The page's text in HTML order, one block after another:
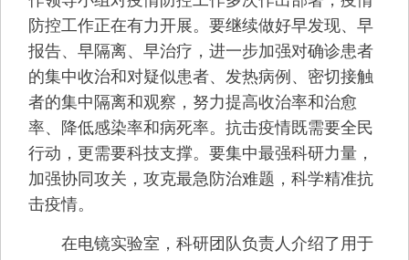
防控工作正在有力开展。要继续做好早发现、早
报告、早隔离、早治疗，进一步加强对确诊患者
的集中收治和对疑似患者、发热病例、密切接触
者的集中隔离和观察，努力提高收治率和治愈
率、降低感染率和病死率。抗击疫情既需要全民
行动，更需要科技支撑。要集中最强科研力量，
加强协同攻关，攻克最急防治难题，科学精准抗
击疫情。
在电镜实验室，科研团队负责人介绍了用于